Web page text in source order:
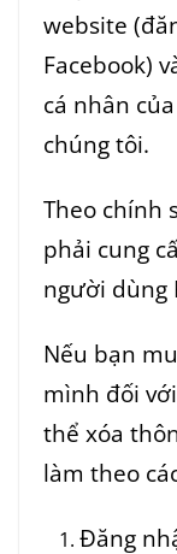
website
Facebook)
cá nhân
chúng tôi.
Theo chính
phải cung
người dùng
Nếu bạn
mình đối
thể xóa
làm theo
Đăng